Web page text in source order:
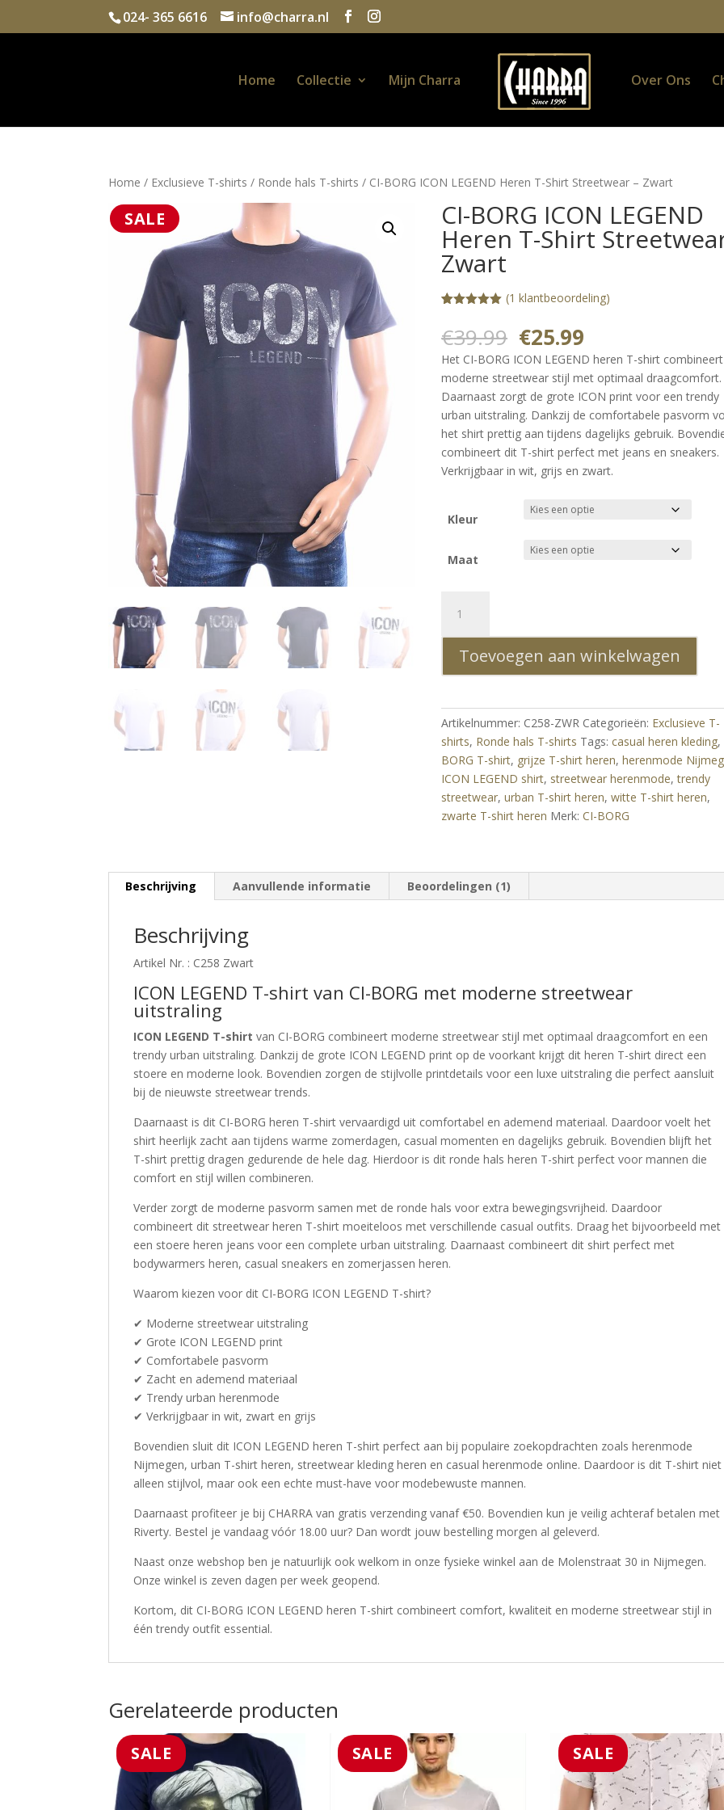
024- 365 6616 info@charra.nl
Home Collectie Mijn Charra Over Ons
Home / Exclusieve T-shirts / Ronde hals T-shirts / CI-BORG ICON LEGEND Heren T-Shirt Streetwear – Zwart
SALE CI-BORG ICON LEGEND
Heren T-Shirt
Zwart
gebaseerd
klantbeoorde
(1 klantbeoordeling)
€39.99 Oorspronkelijke
prijs
was:
€39.99.
€25.99
prijs
is:
€25.99.
Het CI-BORG ICON LEGEND heren T-shirt combineert
moderne streetwear stijl met optimaal draagcomfort.
Daarnaast zorgt de grote ICON print voor een trendy
urban uitstraling. Dankzij de comfortabele pasvorm
het shirt prettig aan tijdens dagelijks gebruik.
combineert dit T-shirt perfect met jeans en sneakers.
Verkrijgbaar in wit, grijs en zwart.
Kleur
Maat
BORG
ICON
LEGEND
Heren
Shirt
Streetwear
-
Zwart
aantal
Toevoegen aan winkelwagen
Artikelnummer: C258-ZWR Categorieën: Exclusieve T-
shirts, Ronde hals T-shirts Tags:casual heren kleding,
BORG T-shirt, grijze T-shirt heren,herenmode
ICON LEGEND shirt, streetwear herenmode,trendy
streetwear,urban T-shirt heren,witte T-shirt heren,
zwarte T-shirt heren Merk:CI-BORG
Beschrijving Aanvullende informatie Beoordelingen (1)
Beschrijving
Artikel Nr. : C258 Zwart
ICON LEGEND T-shirt van CI-BORG met moderne streetwear
uitstraling
ICON LEGEND T-shirt van CI-BORG combineert moderne streetwear stijl met optimaal draagcomfort en een
trendy urban uitstraling. Dankzij de grote ICON LEGEND print op de voorkant krijgt dit heren T-shirt direct een
stoere en moderne look. Bovendien zorgen de stijlvolle printdetails voor een luxe uitstraling die perfect aansluit
bij de nieuwste streetwear trends.
Daarnaast is dit CI-BORG heren T-shirt vervaardigd uit comfortabel en ademend materiaal. Daardoor voelt het
shirt heerlijk zacht aan tijdens warme zomerdagen, casual momenten en dagelijks gebruik. Bovendien blijft het
T-shirt prettig dragen gedurende de hele dag. Hierdoor is dit ronde hals heren T-shirt perfect voor mannen die
comfort en stijl willen combineren.
Verder zorgt de moderne pasvorm samen met de ronde hals voor extra bewegingsvrijheid. Daardoor
combineert dit streetwear heren T-shirt moeiteloos met verschillende casual outfits. Draag het bijvoorbeeld met
een stoere heren jeans voor een complete urban uitstraling. Daarnaast combineert dit shirt perfect met
bodywarmers heren, casual sneakers en zomerjassen heren.
Waarom kiezen voor dit CI-BORG ICON LEGEND T-shirt?
✔ Moderne streetwear uitstraling
✔ Grote ICON LEGEND print
✔ Comfortabele pasvorm
✔ Zacht en ademend materiaal
✔ Trendy urban herenmode
✔ Verkrijgbaar in wit, zwart en grijs
Bovendien sluit dit ICON LEGEND heren T-shirt perfect aan bij populaire zoekopdrachten zoals herenmode
Nijmegen, urban T-shirt heren, streetwear kleding heren en casual herenmode online. Daardoor is dit T-shirt niet
alleen stijlvol, maar ook een echte must-have voor modebewuste mannen.
Daarnaast profiteer je bij CHARRA van gratis verzending vanaf €50. Bovendien kun je veilig achteraf betalen met
Riverty. Bestel je vandaag vóór 18.00 uur? Dan wordt jouw bestelling morgen al geleverd.
Naast onze webshop ben je natuurlijk ook welkom in onze fysieke winkel aan de Molenstraat 30 in Nijmegen.
Onze winkel is zeven dagen per week geopend.
Kortom, dit CI-BORG ICON LEGEND heren T-shirt combineert comfort, kwaliteit en moderne streetwear stijl in
één trendy outfit essential.
Gerelateerde producten
SALE SALE SALE